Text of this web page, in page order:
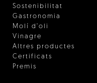
Sostenibilitat
Gastronomia
Molí d'oli
Vinagre
Altres productes
Certificats
Premis